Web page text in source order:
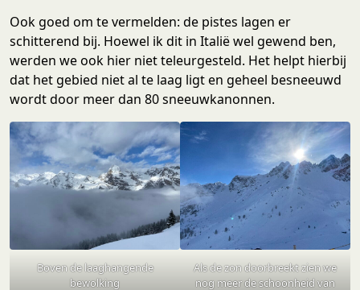
Ook goed om te vermelden: de pistes lagen er
schitterend bij. Hoewel ik dit in Italië wel gewend ben,
werden we ook hier niet teleurgesteld. Het helpt hierbij
dat het gebied niet al te laag ligt en geheel besneeuwd
wordt door meer dan 80 sneeuwkanonnen.
Boven de laaghangende
bewolking
Als de zon doorbreekt zien we
nog meer de schoonheid van